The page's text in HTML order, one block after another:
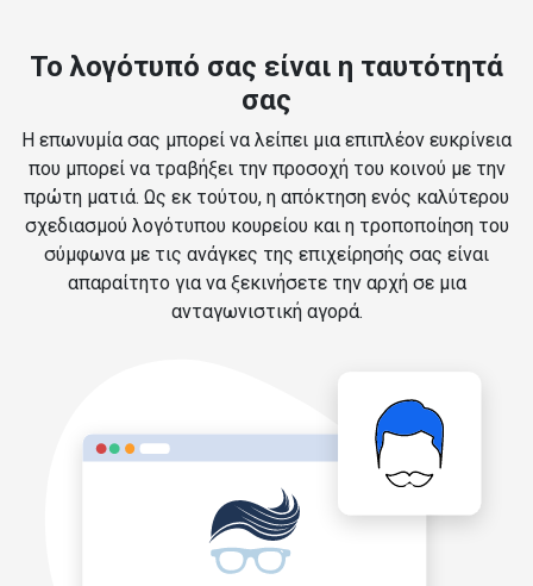
Το λογότυπό σας είναι η ταυτότητά
σας
Η επωνυμία σας μπορεί να λείπει μια επιπλέον ευκρίνεια
που μπορεί να τραβήξει την προσοχή του κοινού με την
πρώτη ματιά. Ως εκ τούτου, η απόκτηση ενός καλύτερου
σχεδιασμού λογότυπου κουρείου και η τροποποίηση του
σύμφωνα με τις ανάγκες της επιχείρησής σας είναι
απαραίτητο για να ξεκινήσετε την αρχή σε μια
ανταγωνιστική αγορά.